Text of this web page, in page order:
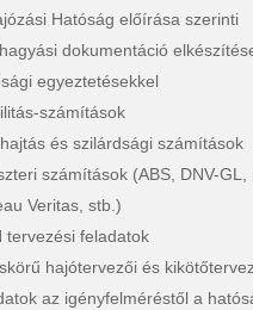
Hatóság előírása szerinti
dokumentáció
egyeztetésekkel
számítások
és szilárdsági számítások
számítások (ABS, DNV-GL,
Veritas, stb.)
tervezési feladatok
hajótervezői és
az igényfelméréstől a